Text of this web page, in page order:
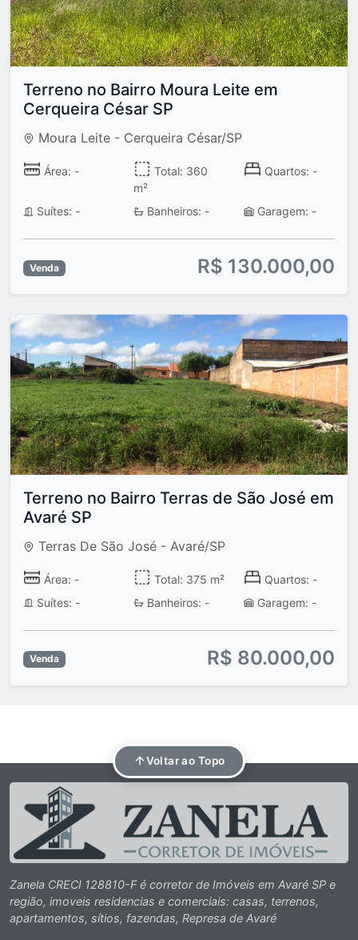
Terreno no Bairro Moura Leite em
Cerqueira César SP
Moura Leite - Cerqueira César/SP
Área: -
Total: 360
m²
Quartos: -
Suítes: - Banheiros: - Garagem: -
Venda R$ 130.000,00
Terreno no Bairro Terras de São José em
Avaré SP
Terras De São José - Avaré/SP
Área: - Total: 375 m²
Quartos: -
Suítes: -
Banheiros: - Garagem: -
Venda R$ 80.000,00
Voltar ao Topo
Zanela CRECI 128810-F é corretor de Imóveis em Avaré SP e
região, imoveis residencias e comerciais: casas, terrenos,
apartamentos, sítios, fazendas, Represa de Avaré